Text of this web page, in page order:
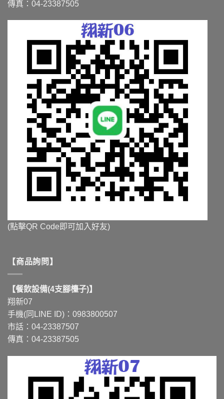
產
頁
面
選
擇
選
項
傳真：04-23387505
(點擊QR Code即可加入好友)
【商品詢問】
【餐飲設備(4支腳檯子)】
翔新07
手機(同LINE ID)：0983800507
市話：04-23387507
傳真：04-23387505